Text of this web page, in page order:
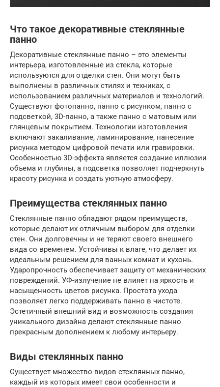
Что такое декоративные стеклянные
панно
Декоративные стеклянные панно – это элементы
интерьера, изготовленные из стекла, которые
используются для отделки стен. Они могут быть
выполнены в различных стилях и техниках, с
использованием различных материалов и технологий.
Существуют фотопанно, панно с рисунком, панно с
подсветкой, 3D-панно, а также панно с матовым или
глянцевым покрытием. Технологии изготовления
включают закаливание, ламинирование, нанесение
рисунка методом цифровой печати или гравировки.
Особенностью 3D-эффекта является создание иллюзии
объема и глубины, а подсветка позволяет подчеркнуть
красоту рисунка и создать уютную атмосферу.
Преимущества стеклянных панно
Стеклянные панно обладают рядом преимуществ,
которые делают их отличным выбором для отделки
стен. Они долговечны и не теряют своего внешнего
вида со временем. Устойчивы к влаге, что делает их
идеальным решением для ванных комнат и кухонь.
Ударопрочность обеспечивает защиту от механических
повреждений. УФ-излучение не влияет на яркость и
насыщенность цветов рисунка. Простота ухода
позволяет легко поддерживать панно в чистоте.
Эстетичный внешний вид и возможность создания
уникального дизайна делают стеклянные панно
прекрасным дополнением к любому интерьеру.
Виды стеклянных панно
Существует множество видов стеклянных панно,
каждый из которых имеет свои особенности и